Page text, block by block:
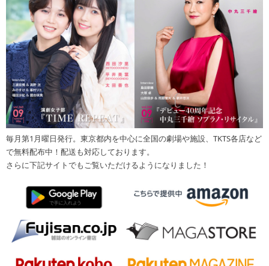
毎月第1月曜日発行。東京都内を中心に全国の劇場や施設、TKTS各店など
で無料配布中！配送も対応しております。
さらに下記サイトでもご覧いただけるようになりました！